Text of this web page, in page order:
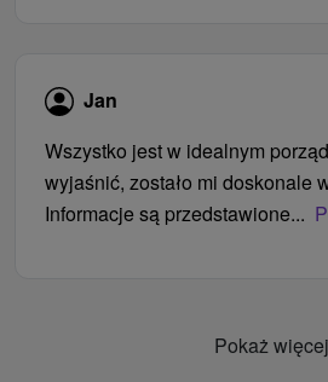
Jan
Wszystko jest w idealnym
wyjaśnić, zostało mi doskonale
Informacje są przedstawione...
Pokaż więcej